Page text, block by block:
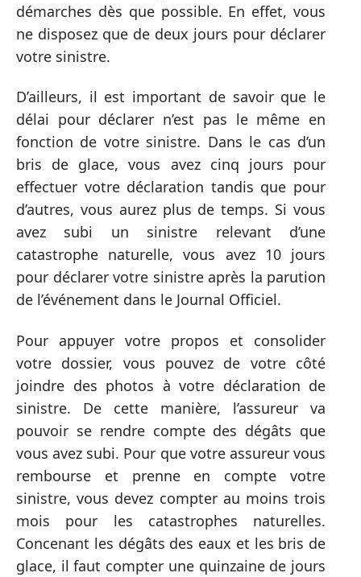
démarches dès que possible. En effet, vous
ne disposez que de deux jours pour déclarer
votre sinistre.
D’ailleurs, il est important de savoir que le
délai pour déclarer n’est pas le même en
fonction de votre sinistre. Dans le cas d’un
bris de glace, vous avez cinq jours pour
effectuer votre déclaration tandis que pour
d’autres, vous aurez plus de temps. Si vous
avez subi un sinistre relevant d’une
catastrophe naturelle, vous avez 10 jours
pour déclarer votre sinistre après la parution
de l’événement dans le Journal Officiel.
Pour appuyer votre propos et consolider
votre dossier, vous pouvez de votre côté
joindre des photos à votre déclaration de
sinistre. De cette manière, l’assureur va
pouvoir se rendre compte des dégâts que
vous avez subi. Pour que votre assureur vous
rembourse et prenne en compte votre
sinistre, vous devez compter au moins trois
mois pour les catastrophes naturelles.
Concenant les dégâts des eaux et les bris de
glace, il faut compter une quinzaine de jours